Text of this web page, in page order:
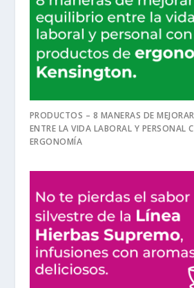
PRODUCTOS – 8 MANERAS DE
ENTRE LA VIDA LABORAL Y PERSONAL
ERGONOMÍA